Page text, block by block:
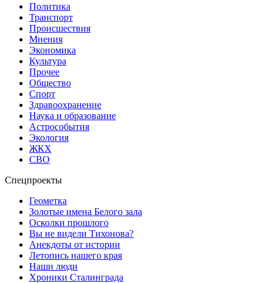
Политика
Транспорт
Происшествия
Мнения
Экономика
Культура
Прочее
Общество
Спорт
Здравоохранение
Наука и образование
Астрособытия
Экология
ЖКХ
СВО
Спецпроекты
Геометка
Золотые имена Белого зала
Осколки прошлого
Вы не видели Тихонова?
Анекдоты от истории
Летопись нашего края
Наши люди
Хроники Сталинграда